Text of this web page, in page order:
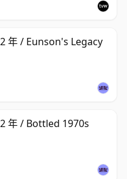
年 / Eunson's Legacy
年 / Bottled 1970s